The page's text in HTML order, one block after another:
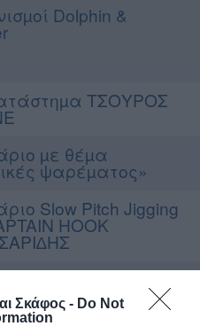
Σκάφος - Do Not
Dolphin &
TΣΟΥΡΟΣ
µε θέµα
ψαρέµατος»
Slow Pitch Jigging
HOOK
ψάρεµα 2014
NIKOΛAOΣ», Χανιά